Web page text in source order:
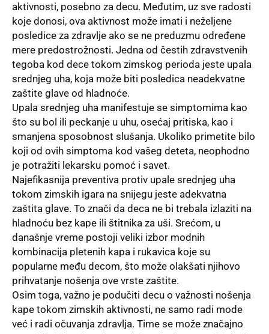
aktivnosti, posebno za decu. Međutim, uz sve radosti
koje donosi, ova aktivnost može imati i neželjene
posledice za zdravlje ako se ne preduzmu određene
mere predostrožnosti. Jedna od čestih zdravstvenih
tegoba kod dece tokom zimskog perioda jeste upala
srednjeg uha, koja može biti posledica neadekvatne
zaštite glave od hladnoće.
Upala srednjeg uha manifestuje se simptomima kao
što su bol ili peckanje u uhu, osećaj pritiska, kao i
smanjena sposobnost slušanja. Ukoliko primetite bilo
koji od ovih simptoma kod vašeg deteta, neophodno
je potražiti lekarsku pomoć i savet.
Najefikasnija preventiva protiv upale srednjeg uha
tokom zimskih igara na snijegu jeste adekvatna
zaštita glave. To znači da deca ne bi trebala izlaziti na
hladnoću bez kape ili štitnika za uši. Srećom, u
današnje vreme postoji veliki izbor modnih
kombinacija pletenih kapa i rukavica koje su
popularne među decom, što može olakšati njihovo
prihvatanje nošenja ove vrste zaštite.
Osim toga, važno je podučiti decu o važnosti nošenja
kape tokom zimskih aktivnosti, ne samo radi mode
već i radi očuvanja zdravlja. Time se može značajno